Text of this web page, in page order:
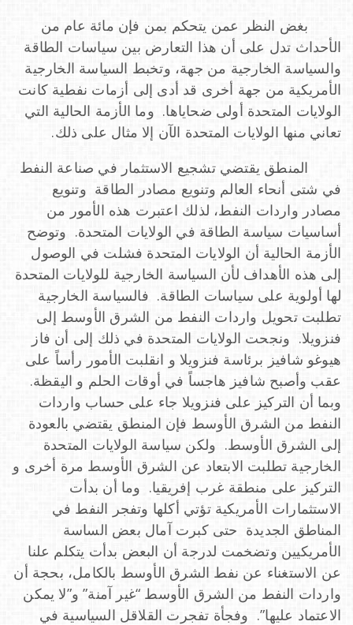
بغض النظر عمن يتحكم بمن فإن مائة عام من
الأحداث تدل على أن هذا التعارض بين سياسات الطاقة
والسياسة الخارجية من جهة، وتخبط السياسة الخارجية
الأمريكية من جهة أخرى قد أدى إلى أزمات نفطية كانت
الولايات المتحدة أولى ضحاياها. وما الأزمة الحالية التي
تعاني منها الولايات المتحدة الآن إلا مثال على ذلك.
المنطق يقتضي تشجيع الاستثمار في صناعة النفط
في شتى أنحاء العالم وتنويع مصادر الطاقة وتنويع
مصادر واردات النفط، لذلك اعتبرت هذه الأمور من
أساسيات سياسة الطاقة في الولايات المتحدة. وتوضح
الأزمة الحالية أن الولايات المتحدة فشلت في الوصول
إلى هذه الأهداف لأن السياسة الخارجية للولايات المتحدة
لها أولوية على سياسات الطاقة. فالسياسة الخارجية
تطلبت تحويل واردات النفط من الشرق الأوسط إلى
فنزويلا. ونجحت الولايات المتحدة في ذلك إلى أن فاز
هيوغو شافيز برئاسة فنزويلا و انقلبت الأمور رأساً على
عقب وأصبح شافيز هاجساً في أوقات الحلم و اليقظة.
وبما أن التركيز على فنزويلا جاء على حساب واردات
النفط من الشرق الأوسط فإن المنطق يقتضي بالعودة
إلى الشرق الأوسط. ولكن سياسة الولايات المتحدة
الخارجية تطلبت الابتعاد عن الشرق الأوسط مرة أخرى و
التركيز على منطقة غرب إفريقيا. وما أن بدأت
الاستثمارات الأمريكية تؤتي أكلها وتفجر النفط في
المناطق الجديدة حتى كبرت آمال بعض الساسة
الأمريكيين وتضخمت لدرجة أن البعض بدأت يتكلم علنا
عن الاستغناء عن نفط الشرق الأوسط بالكامل، بحجة أن
واردات النفط من الشرق الأوسط “غير آمنة” و”لا يمكن
الاعتماد عليها”. وفجأة تفجرت القلاقل السياسية في